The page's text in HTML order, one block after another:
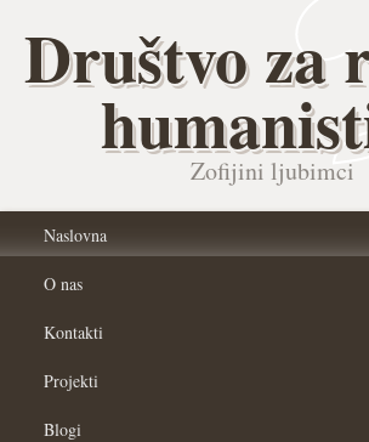
Društvo za
Zofijini ljubimci
Naslovna
O nas
Kontakti
Projekti
Blogi